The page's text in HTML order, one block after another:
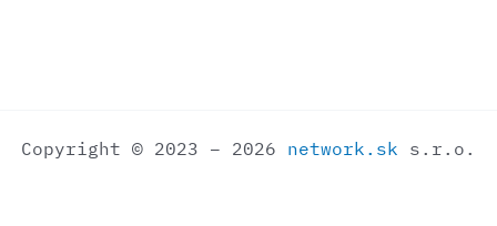
Copyright © 2023 – 2026 network.sk s.r.o.